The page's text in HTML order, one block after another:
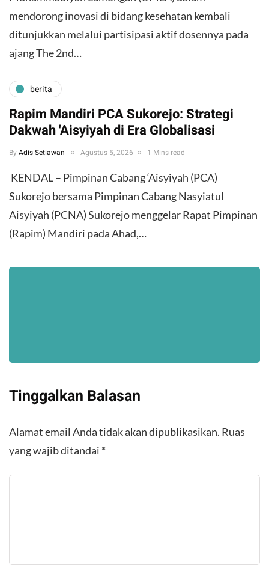
mendorong inovasi di bidang kesehatan kembali
ditunjukkan melalui partisipasi aktif dosennya pada
ajang The 2nd…
berita
Rapim Mandiri PCA Sukorejo: Strategi
Dakwah 'Aisyiyah di Era Globalisasi
By Adis Setiawan Agustus 5, 2026 1 Mins read
​ KENDAL – Pimpinan Cabang ‘Aisyiyah (PCA)
Sukorejo bersama Pimpinan Cabang Nasyiatul
Aisyiyah (PCNA) Sukorejo menggelar Rapat Pimpinan
(Rapim) Mandiri pada Ahad,…
Tinggalkan Balasan
Alamat email Anda tidak akan dipublikasikan. Ruas
yang wajib ditandai *